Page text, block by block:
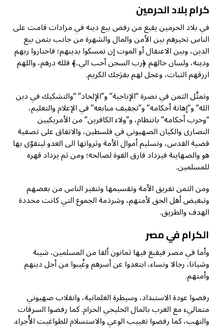
كرام بلاد الحرمين
في بلاد الحرمين يقبع من رفض بيع دينه في مزادات قامت على
الناس تخيرهم بين الأمن والمال والشهرة من جانب بثمن بيع
الدين، وبين الاعتقال أو الموت إن تمسكوا بدينهم؛ فاختاروا ربهم
ودينه، ولسان حالهم ﴿رب السجن أحب الي..﴾ فلله درهم، واللهم
ارزقهم الثبات، وعجل لهم بفرَجك الكريم.
وتمثَّل الثمن في نصرة “الإباحية” و”الإلحاد” “والتشكيك في دين
الله” و”إهانة أحكامه” و”تجفيف منابعه” في الإعلام والتعليم،
“وحرب أحكامه” بانتظام، و”ولاء الكافرين” من الأمريكيين
النصارى والكيان الصهيوني في فلسطين، والاتفاق على تصفية
قضية القدس، وتسليم أموال الأمة وثرواتها الى العدو ليتقوّى بها
هو والصهاينة فيزداد فارق القوة لصالحه؛ ومن ثم يزداد قهره
للمسلمين.
ومن الثمن تفريق الأمة وتقسيمها وتنفير الناس من بعضهم
وتبغيض أهل الحق لأمتهم، وشرذمة الجموع التي كانت محددة
الهدف والطريق.
الكرام في مصر
وأما في مصر فيقبع فيها ثمانون ألفا من المسلمين، شيبة
وشيانا، رجالا ونساء، ابتعدوا عن أسرهم وغُيبوا من أجل دينهم
وأمتهم.
رفضوا عودة الاستبداد، وسيطرة العلمانية، وانقلاب صهيوني
متماليء مع الغرب بالمال الخليجي الحرام. كما رفضوا السرقات
والنهب، كما رفضوا تغييب الوعي والاستسلام للطواغيت الأُجراء.